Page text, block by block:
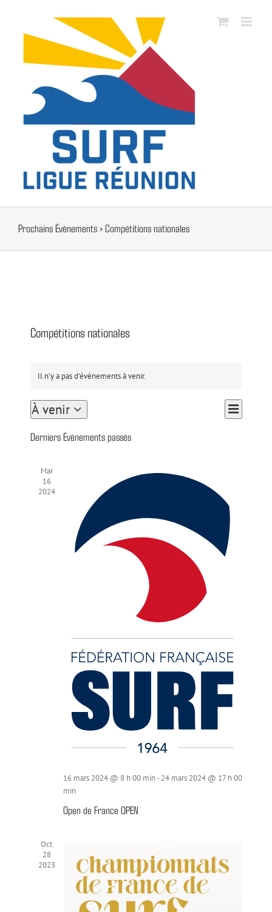
contenu
Prochains Évènements› Compétitions nationales
Compétitions nationales
Il n’y a pas d’évènements à venir.
Navigation
Navigation
de
Liste
À venir
Sélectionnez
une
Derniers Évènements passés
Mar
16
2024
16 mars 2024 @ 8 h 00 min- 24 mars 2024 @ 17 h 00
min
Open de France OPEN
Oct
28
2023